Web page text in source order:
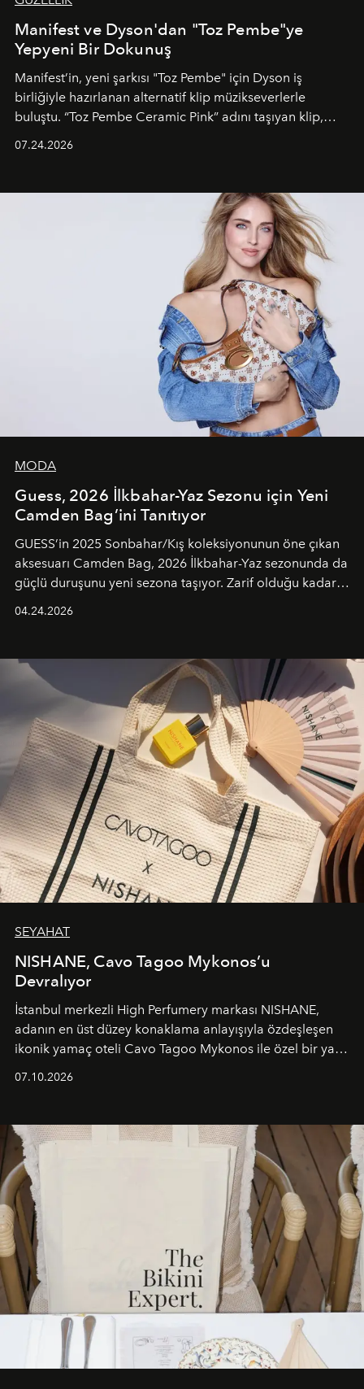
Manifest ve Dyson'dan "Toz Pembe"ye
Yepyeni Bir Dokunuş
Manifest’in, yeni şarkısı "Toz Pembe" için Dyson iş
birliğiyle hazırlanan alternatif klip müzikseverlerle
buluştu. “Toz Pembe Ceramic Pink” adını taşıyan klip,
unsurlarından biri olarak öne çıkıyor.
07.24.2026
MODA
Guess, 2026 İlkbahar-Yaz Sezonu için Yeni
Camden Bag’ini Tanıtıyor
GUESS’in 2025 Sonbahar/Kış koleksiyonunun öne çıkan
aksesuarı Camden Bag, 2026 İlkbahar-Yaz sezonunda da
güçlü duruşunu yeni sezona taşıyor. Zarif olduğu kadar
04.24.2026
SEYAHAT
NISHANE, Cavo Tagoo Mykonos’u
Devralıyor
İstanbul merkezli High Perfumery markası NISHANE,
adanın en üst düzey konaklama anlayışıyla özdeşleşen
ikonik yamaç oteli Cavo Tagoo Mykonos ile özel bir yaz
buluşturarak markanın Cavo Tagoo’daki varlığını
sürükleyici ve mevsime özel bir deneyime dönüştürüyor.
07.10.2026